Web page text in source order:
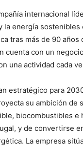
internacional
la energía sostenibles
tras más de 90 años
cuenta con un
una actividad cada
estratégico para
su ambición de
biocombustibles e
y de convertirse
La empresa